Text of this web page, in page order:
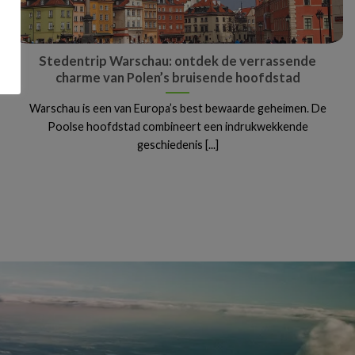
Stedentrip Warschau: ontdek de verrassende
charme van Polen’s bruisende hoofdstad
Warschau is een van Europa’s best bewaarde geheimen. De
Poolse hoofdstad combineert een indrukwekkende
geschiedenis [...]